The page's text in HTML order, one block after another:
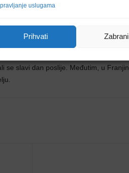
uslugama
Prihvati Zabrani
odobriti oba Doma talijanskoga
u povodu 800. obljetnice smrti
se slavi dan poslije. Međutim, u